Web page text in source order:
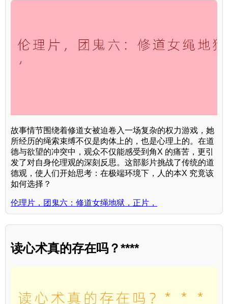
故事情节围绕着修道女被迫卷入一场复杂的权力游戏，她
所经历的绳索束缚不仅是肉体上的，也是心理上的。在道
德与欲望的冲突中，观众不仅能感受到角X 的痛苦，更引
发了对自身伦理观的深刻反思。这部影片挑战了传统的道
德观，使人们开始思考：在极端环境下，人的本X 究竟该
如何选择？
伦理片，团鬼六：修道女绳地狱，正片，
读心术真的存在吗？****